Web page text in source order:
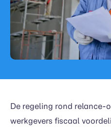
De regeling rond relance-
werkgevers fiscaal